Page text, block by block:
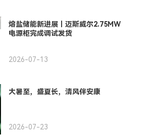
熔盐储能新进展｜迈斯威尔2.75MW
电源柜完成调试发货
2026-07-13
大暑至，盛夏长，清风伴安康
2026-07-23